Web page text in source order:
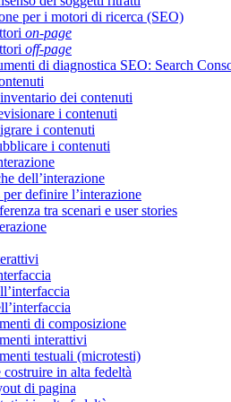
per i motori di ricerca (SEO)
on-page
off-page
di diagnostica SEO: Search
dei contenuti
i contenuti
i contenuti
i contenuti
dell’interazione
definire l’interazione
tra scenari e user stories
di composizione
interattivi
testuali (microtesti)
costruire in alta fedeltà
di pagina